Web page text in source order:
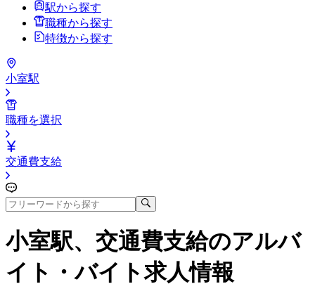
駅から探す
職種から探す
特徴から探す
小室駅
職種を選択
交通費支給
小室駅、交通費支給のアルバ
イト・バイト求人情報